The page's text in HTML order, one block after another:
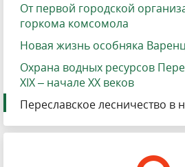
От первой городской
горкома комсомола
Новая жизнь особняка
Охрана водных ресурсов
XIX – начале ХХ веков
Переславское лесничество в